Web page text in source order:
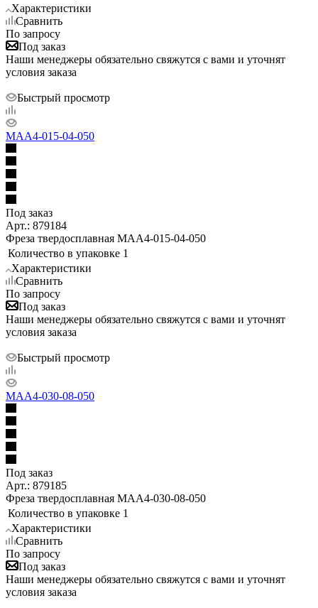
Характеристики
Сравнить
По запросу
Под заказ
Наши менеджеры обязательно свяжутся с вами и уточнят
условия заказа
Быстрый просмотр
MAA4-015-04-050
Под заказ
Арт.: 879184
Фреза твердосплавная MAA4-015-04-050
Количество в упаковке 1
Характеристики
Сравнить
По запросу
Под заказ
Наши менеджеры обязательно свяжутся с вами и уточнят
условия заказа
Быстрый просмотр
MAA4-030-08-050
Под заказ
Арт.: 879185
Фреза твердосплавная MAA4-030-08-050
Количество в упаковке 1
Характеристики
Сравнить
По запросу
Под заказ
Наши менеджеры обязательно свяжутся с вами и уточнят
условия заказа